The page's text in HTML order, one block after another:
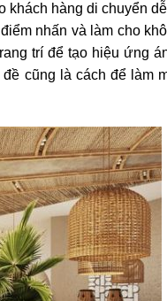
hàng di chuyển
nhấn và làm cho
trí để tạo hiệu ứng
cũng là cách để làm